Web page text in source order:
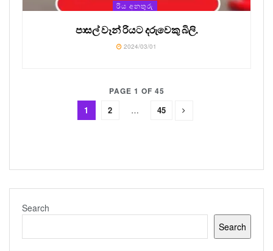
රිය අනතුරු
පාසල් වෑන් රියට දරුවෙකු බිලි.
2024/03/01
PAGE 1 OF 45
1 2 … 45
Search
Search